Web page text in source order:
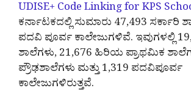
UDISE+ Code Linking for KPS
ಕರ್ನಾಟಕದಲ್ಲಿ ಸುಮಾರು 47,493 ಸರ್ಕಾರಿ
ಪದವಿ ಪೂರ್ವ ಕಾಲೇಜುಗಳಿವೆ. ಇವುಗಳಲ್ಲಿ
ಶಾಲೆಗಳು, 21,676 ಹಿರಿಯ ಪ್ರಾಥಮಿಕ
ಪ್ರೌಢಶಾಲೆಗಳು ಮತ್ತು 1,319 ಪದವಿಪೂರ್ವ
ಕಾಲೇಜುಗಳಿರುತ್ತವೆ.